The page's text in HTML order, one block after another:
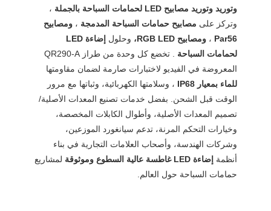
وتوريد وتوريد مصابيح LED لحمامات السباحة بالجملة
،
وتركز على مصابيح حمامات السباحة المدمجة ، ومصابيح
Par56 ، ومصابيح RGB LED، وحلول
إضاءة LED
لحمامات السباحة
. تخضع كل وحدة من طراز QR290-A
المعروضة في الفيديو لاختبارات صارمة لضمان مقاومتها
للماء بمعيار IP68
، وسلامتها الكهربائية، وثباتها مع مرور
الوقت قبل الشحن. بفضل خدمات تصنيع المعدات الأصلية/
تصميم المعدات الأصلية، وأطوال الكابلات المخصصة،
وخيارات التحكم المرنة، تدعم سيانغورد الموزعين،
وشركات الهندسة، وأصحاب العلامات التجارية في بناء
أنظمة إضاءة LED غاطسة عالية السطوع وموثوقة
لمشاريع
حمامات السباحة حول العالم.